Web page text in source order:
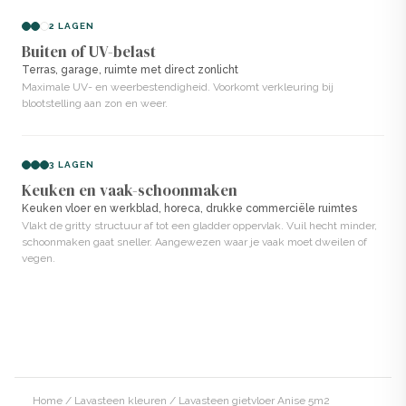
een spaan. Het heeft een betonlook in een lichte, warme
beige-groentint met matte afwerking. Het systeem
bestaat uit Lavasteen, een tweecomponentensysteem
dat zorgt voor een extreem harde, flexibele en
heeft een strak en glanzend uiterlijk en is gemaakt van
100% vloeibare polyurethaan, waardoor het een
kunststofachtige afwerking krijgt.
✓ Naadloos en hygiënisch. Geen voegen of naden
2 LAGEN
Buiten of UV-belast
Terras, garage, ruimte met direct zonlicht
Maximale UV- en weerbestendigheid. Voorkomt verkleuring bij
blootstelling aan zon en weer.
3 LAGEN
Keuken en vaak-schoonmaken
Keuken vloer en werkblad, horeca, drukke commerciële ruimtes
Vlakt de gritty structuur af tot een gladder oppervlak. Vuil hecht minder,
schoonmaken gaat sneller. Aangewezen waar je vaak moet dweilen of
vegen.
Home / Lavasteen kleuren / Lavasteen gietvloer Anise 5m2